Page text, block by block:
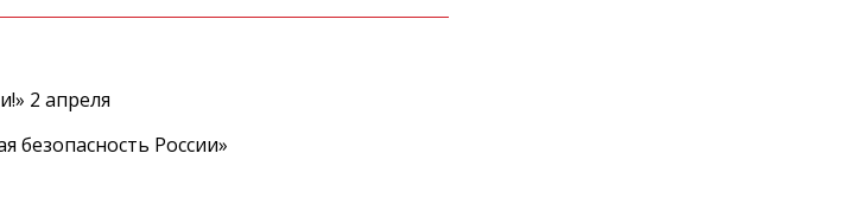
2 апреля
безопасность России»